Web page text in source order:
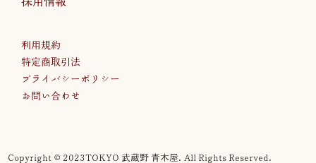
利用規約
特定商取引法
プライバシーポリシー
お問い合わせ
Copyright © 2023TOKYO 武蔵野 青木屋. All Rights Reserved.